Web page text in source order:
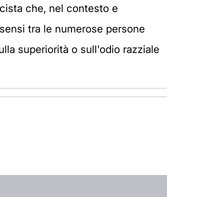
che, nel contesto e
tra le numerose persone
superiorità o sull'odio razziale